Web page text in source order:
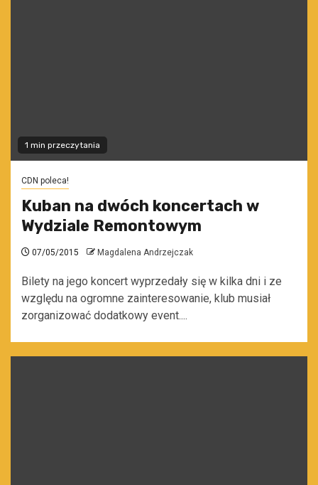
1 min przeczytania
CDN poleca!
Kuban na dwóch koncertach w
Wydziale Remontowym
07/05/2015 Magdalena Andrzejczak
Bilety na jego koncert wyprzedały się w kilka dni i ze
względu na ogromne zainteresowanie, klub musiał
zorganizować dodatkowy event....